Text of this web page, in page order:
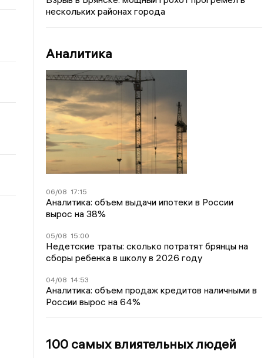
нескольких районах города
Аналитика
06/08 17:15
Аналитика: объем выдачи ипотеки в России
вырос на 38%
05/08 15:00
Недетские траты: сколько потратят брянцы на
сборы ребенка в школу в 2026 году
04/08 14:53
Аналитика: объем продаж кредитов наличными в
России вырос на 64%
100 самых влиятельных людей